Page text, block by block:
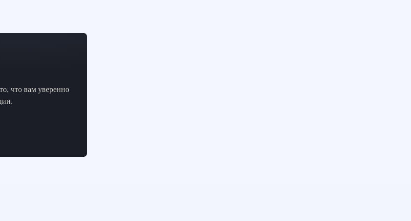
что вам уверенно